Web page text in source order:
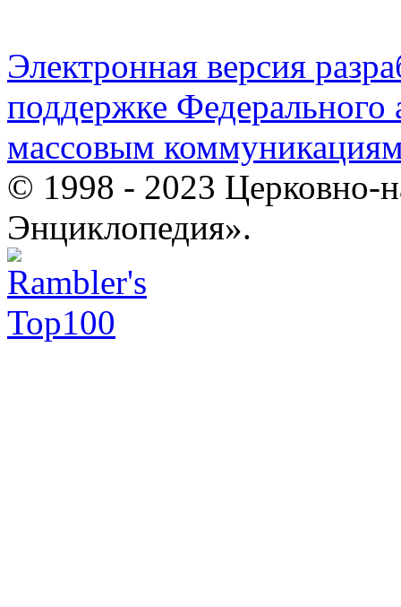
Электронная версия
поддержке Федерального
массовым
© 1998 - 2023 Церковно-
Энциклопедия».